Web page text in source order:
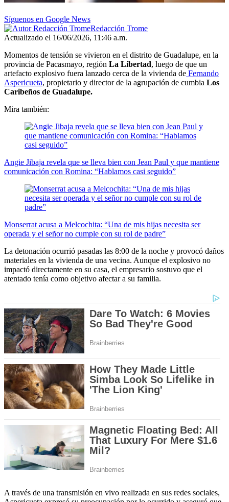
Síguenos en Google News
Redacción Trome
Actualizado el 16/06/2026, 11:46 a.m.
Momentos de tensión se vivieron en el distrito de Guadalupe, en la
provincia de Pacasmayo, región La Libertad, luego de que un
artefacto explosivo fuera lanzado cerca de la vivienda de Fernando
Aspericueta, propietario y director de la agrupación de cumbia Los
Caribeños de Guadalupe.
Mira también:
Angie Jibaja revela que se lleva bien con Jean Paul y que mantiene
comunicación con Romina: “Hablamos casi seguido”
Monserrat acusa a Melcochita: “Una de mis hijas necesita ser
operada y el señor no cumple con su rol de padre”
La detonación ocurrió pasadas las 8:00 de la noche y provocó daños
materiales en la vivienda de una vecina. Aunque el explosivo no
impactó directamente en su casa, el empresario sostuvo que el
atentado tenía como objetivo afectar a su familia.
A través de una transmisión en vivo realizada en sus redes sociales,